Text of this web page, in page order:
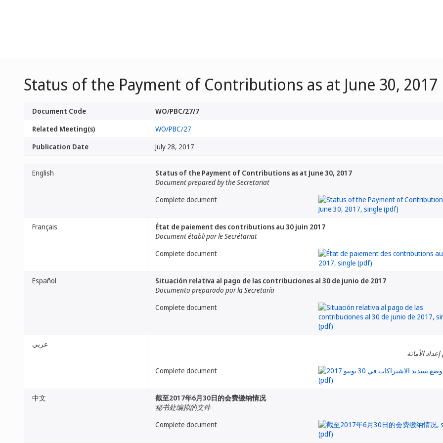
Status of the Payment of Contributions as at June 30, 2017
Document Code
WO/PBC/27/7
Related Meeting(s)
WO/PBC/27
Publication Date
July 28, 2017
English
Status of the Payment of Contributions as at June 30, 2017
Document prepared by the Secretariat
Complete document
Français
État de paiement des contributions au 30 juin 2017
Document établi par le Secrétariat
Complete document
Español
Situación relativa al pago de las contribuciones al 30 de junio de 2017
Documento preparado por la Secretaría
Complete document
عربي
الأمانة
Complete document
中文
截至2017年6月30日的会费缴纳情况
秘书处编拟的文件
Complete document